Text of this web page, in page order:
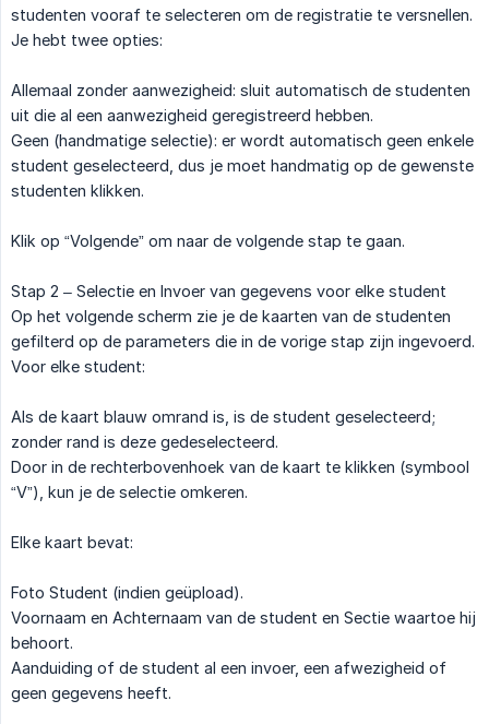
studenten vooraf te selecteren om de registratie te versnellen.
Je hebt twee opties:
Allemaal zonder aanwezigheid: sluit automatisch de studenten
uit die al een aanwezigheid geregistreerd hebben.
Geen (handmatige selectie): er wordt automatisch geen enkele
student geselecteerd, dus je moet handmatig op de gewenste
studenten klikken.
Klik op “Volgende” om naar de volgende stap te gaan.
Stap 2 – Selectie en Invoer van gegevens voor elke student
Op het volgende scherm zie je de kaarten van de studenten
gefilterd op de parameters die in de vorige stap zijn ingevoerd.
Voor elke student:
Als de kaart blauw omrand is, is de student geselecteerd;
zonder rand is deze gedeselecteerd.
Door in de rechterbovenhoek van de kaart te klikken (symbool
“V”), kun je de selectie omkeren.
Elke kaart bevat:
Foto Student (indien geüpload).
Voornaam en Achternaam van de student en Sectie waartoe hij
behoort.
Aanduiding of de student al een invoer, een afwezigheid of
geen gegevens heeft.